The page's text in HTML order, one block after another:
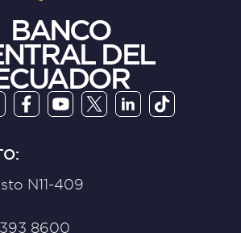
BANCO
DEL
N11-409
8600